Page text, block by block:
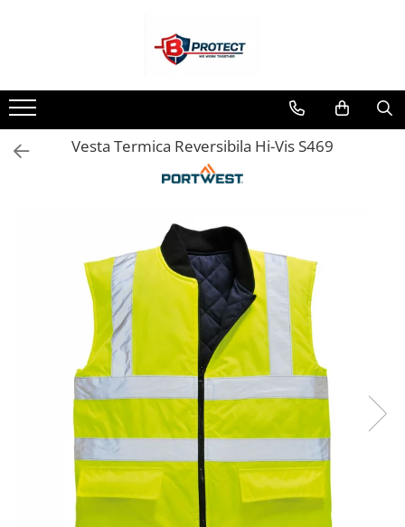
Atomizoare si pulverizatoare
Atomizoare
Pulverizatoare
Masini spalat cu presiune
Scule si unelte gradina
Accesorii drujbe
Drujbe electrice
Drujbe termice
Echipamente medicale
Echipamente PSI
Generatoare si unelte pentru
Vesta Termica Reversibila Hi-Vis S469